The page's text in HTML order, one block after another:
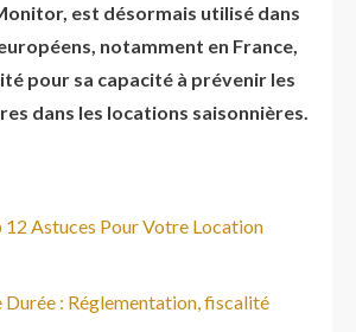
est désormais utilisé dans
notamment en France,
pour sa capacité à prévenir les
dans les locations saisonnières.
Astuces Pour Votre Location
: Réglementation, fiscalité